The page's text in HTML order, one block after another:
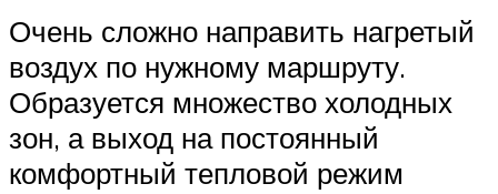
Очень сложно направить нагретый
воздух по нужному маршруту.
Образуется множество холодных
зон, а выход на постоянный
комфортный тепловой режим